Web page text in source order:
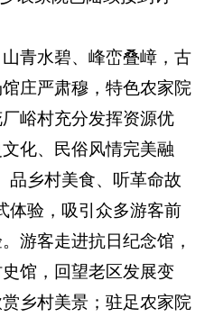
青水碧、峰峦叠嶂，古
庄严肃穆，特色农家院
峪村充分发挥资源优
化、民俗风情完美融
品乡村美食、听革命故
体验，吸引众多游客前
游客走进抗日纪念馆，
馆，回望老区发展变
乡村美景；驻足农家院